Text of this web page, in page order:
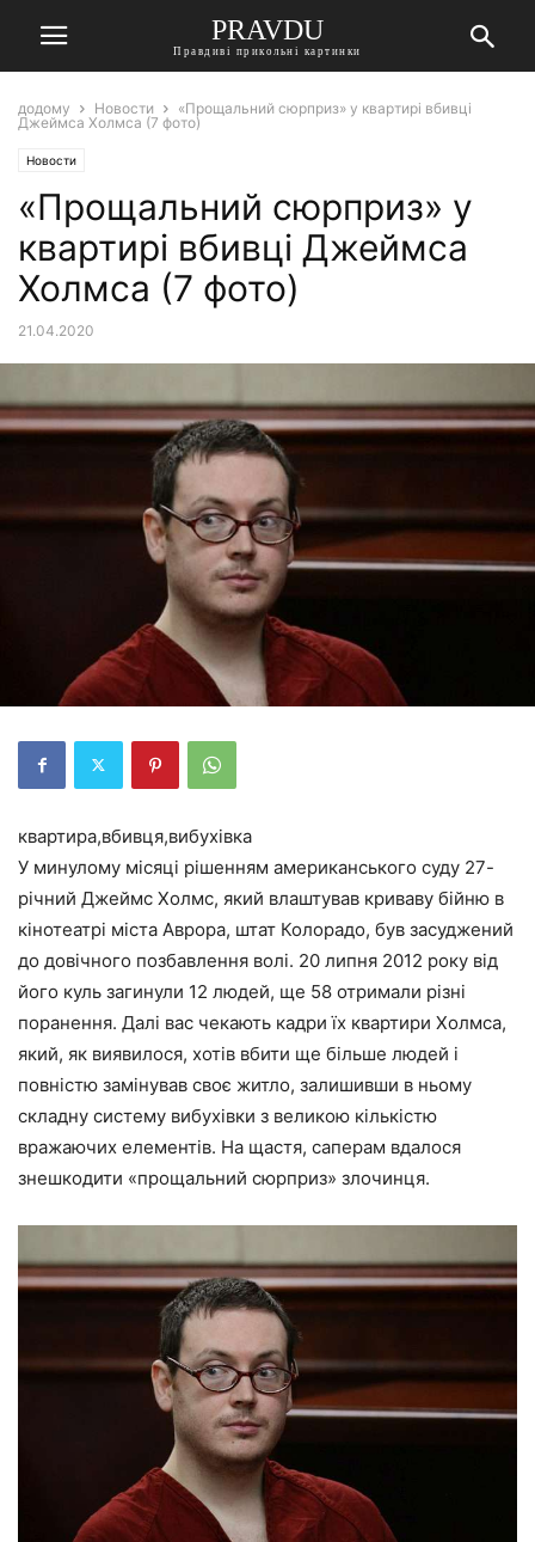
PRAVDU
Правдиві прикольні картинки
додому Новости
«Прощальний сюрприз» у квартирі вбивці
Джеймса Холмса (7 фото)
Новости
«Прощальний сюрприз» у
квартирі вбивці Джеймса
Холмса (7 фото)
21.04.2020
квартира,вбивця,вибухівка
У минулому місяці рішенням американського суду 27-
річний Джеймс Холмс, який влаштував криваву бійню в
кінотеатрі міста Аврора, штат Колорадо, був засуджений
до довічного позбавлення волі. 20 липня 2012 року від
його куль загинули 12 людей, ще 58 отримали різні
поранення. Далі вас чекають кадри їх квартири Холмса,
який, як виявилося, хотів вбити ще більше людей і
повністю замінував своє житло, залишивши в ньому
складну систему вибухівки з великою кількістю
вражаючих елементів. На щастя, саперам вдалося
знешкодити «прощальний сюрприз» злочинця.